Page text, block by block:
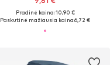
Pradinė kaina: 10,90 €
Paskutinė mažiausia kaina:6,72 €